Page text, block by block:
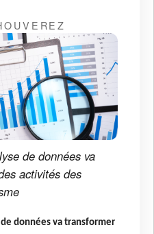
de données va
activités des
données va transformer